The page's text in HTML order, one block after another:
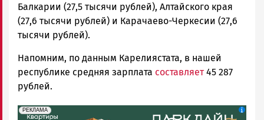
Балкарии (27,5 тысячи рублей), Алтайского края
(27,6 тысячи рублей) и Карачаево-Черкесии (27,6
тысячи рублей).
Напомним, по данным Карелиястата, в нашей
республике средняя зарплата составляет45 287
рублей.
erid: 2SDnjdeSPnB
РЕКЛАМА
Реклама